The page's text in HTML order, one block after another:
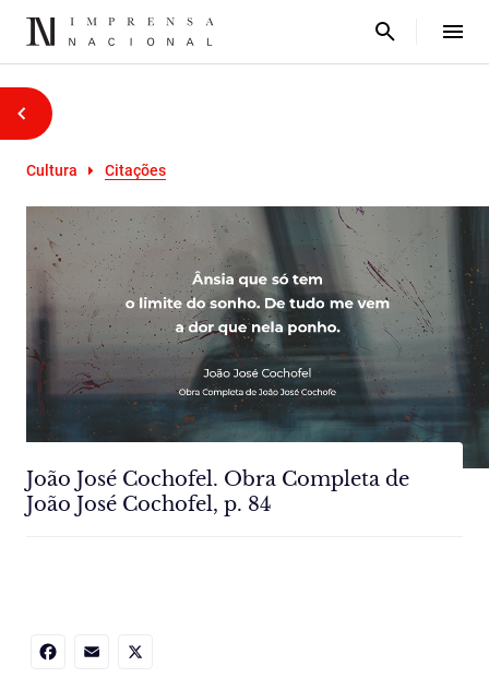
Cultura Citações
João José Cochofel. Obra Completa de
João José Cochofel, p. 84